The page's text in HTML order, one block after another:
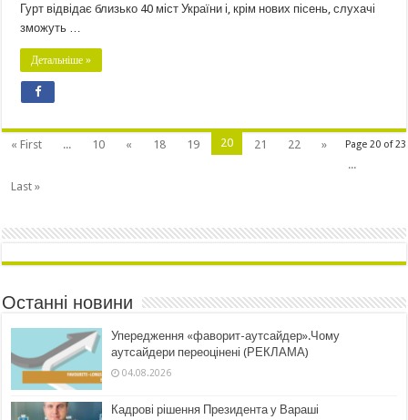
Гурт відвідає близько 40 міст України і, крім нових пісень, слухачі
зможуть …
Детальніше »
Page 20 of 23
« First ... 10 « 18 19 20 21 22
»
...
Last »
Останні новини
Упередження «фаворит-аутсайдер».Чому
аутсайдери переоцінені (РЕКЛАМА)
04.08.2026
Кадрові рішення Президента у Вараші